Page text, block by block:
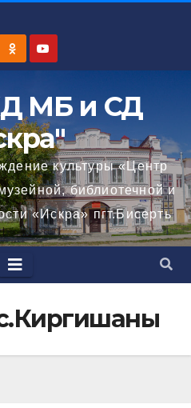
МБ и СД
культуры «Центр
библиотечной и
«Искра» пгт.Бисерть